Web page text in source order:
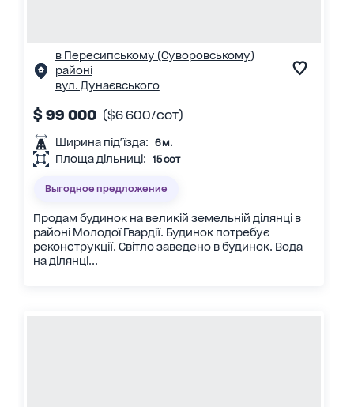
в Пересипському (Суворовському)
районі
вул. Дунаєвського
$ 99 000 ($6 600/сот)
Ширина під'їзда: 6 м.
Площа дільниці: 15 сот
Выгодное предложение
Продам будинок на великій земельній ділянці в
районі Молодої Гвардії. Будинок потребує
реконструкції. Світло заведено в будинок. Вода
на ділянці...